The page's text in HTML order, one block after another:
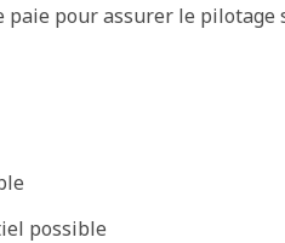
paie pour assurer le
possible